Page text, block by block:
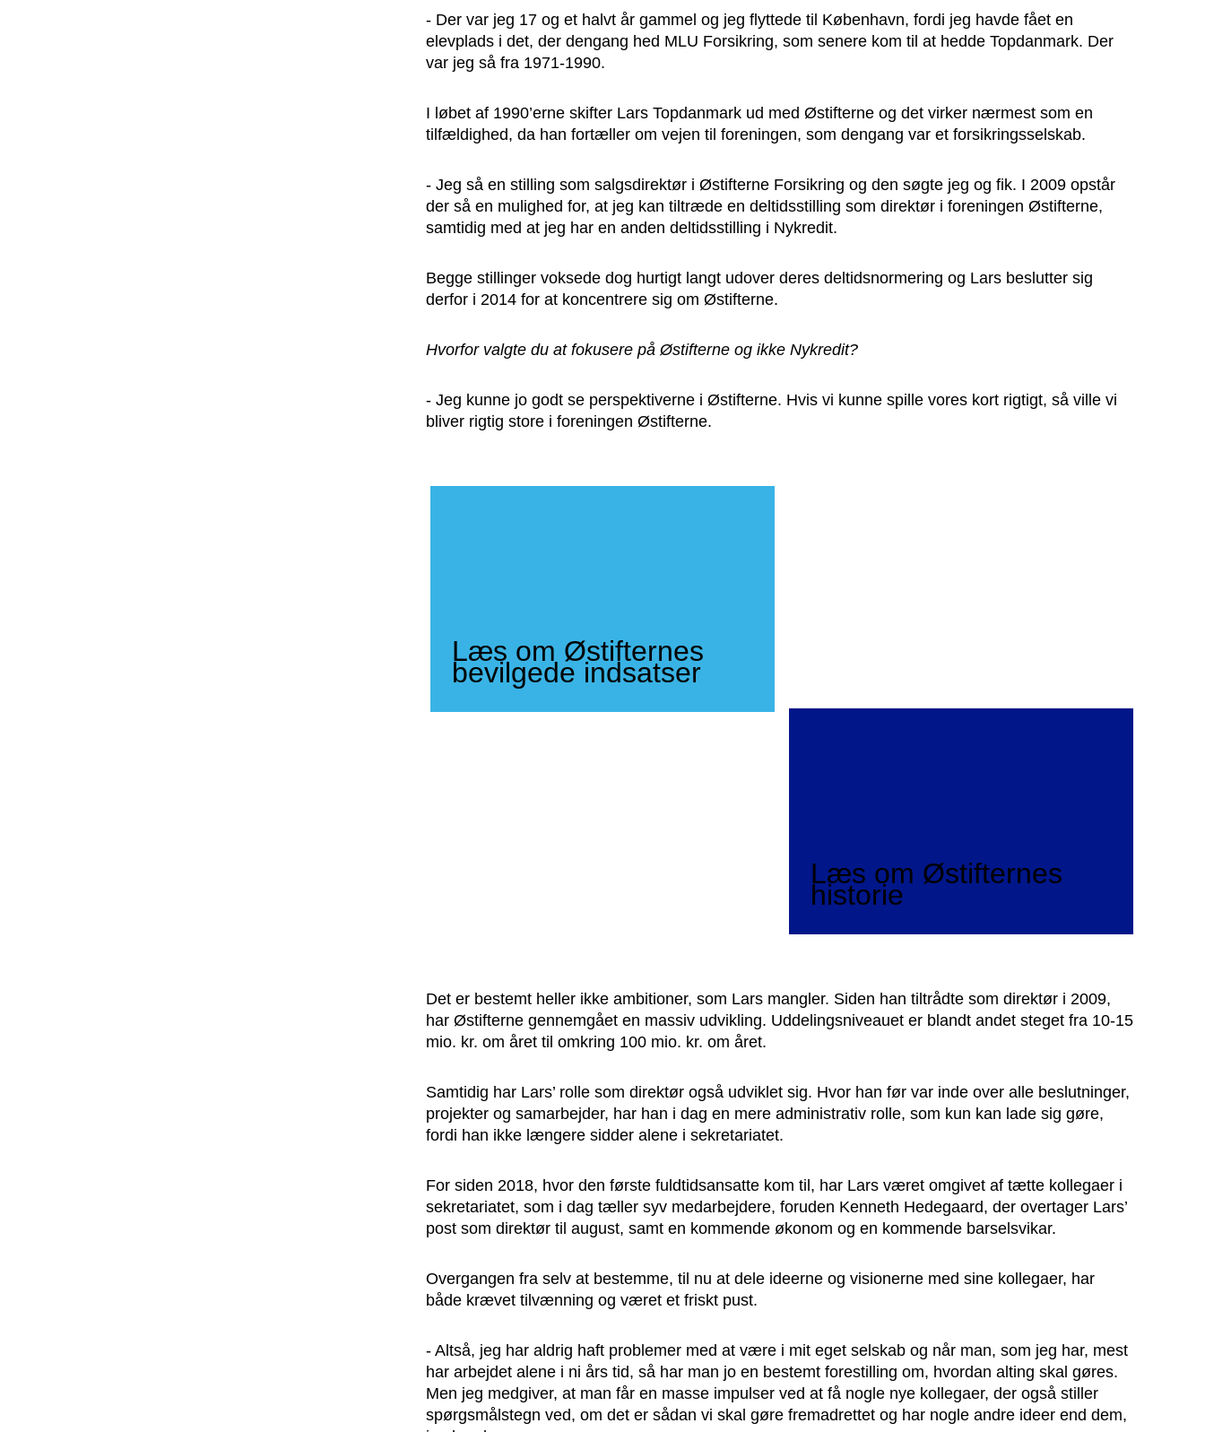
- Der var jeg 17 og et halvt år gammel og jeg flyttede til København, fordi jeg havde fået en
elevplads i det, der dengang hed MLU Forsikring, som senere kom til at hedde Topdanmark. Der
var jeg så fra 1971-1990.
I løbet af 1990’erne skifter Lars Topdanmark ud med Østifterne og det virker nærmest som en
tilfældighed, da han fortæller om vejen til foreningen, som dengang var et forsikringsselskab.
- Jeg så en stilling som salgsdirektør i Østifterne Forsikring og den søgte jeg og fik. I 2009 opstår
der så en mulighed for, at jeg kan tiltræde en deltidsstilling som direktør i foreningen Østifterne,
samtidig med at jeg har en anden deltidsstilling i Nykredit.
Begge stillinger voksede dog hurtigt langt udover deres deltidsnormering og Lars beslutter sig
derfor i 2014 for at koncentrere sig om Østifterne.
Hvorfor valgte du at fokusere på Østifterne og ikke Nykredit?
- Jeg kunne jo godt se perspektiverne i Østifterne. Hvis vi kunne spille vores kort rigtigt, så ville vi
bliver rigtig store i foreningen Østifterne.
Læs om Østifternes
bevilgede indsatser
Læs om Østifternes
historie
Det er bestemt heller ikke ambitioner, som Lars mangler. Siden han tiltrådte som direktør i 2009,
har Østifterne gennemgået en massiv udvikling. Uddelingsniveauet er blandt andet steget fra 10-15
mio. kr. om året til omkring 100 mio. kr. om året.
Samtidig har Lars’ rolle som direktør også udviklet sig. Hvor han før var inde over alle beslutninger,
projekter og samarbejder, har han i dag en mere administrativ rolle, som kun kan lade sig gøre,
fordi han ikke længere sidder alene i sekretariatet.
For siden 2018, hvor den første fuldtidsansatte kom til, har Lars været omgivet af tætte kollegaer i
sekretariatet, som i dag tæller syv medarbejdere, foruden Kenneth Hedegaard, der overtager Lars’
post som direktør til august, samt en kommende økonom og en kommende barselsvikar.
Overgangen fra selv at bestemme, til nu at dele ideerne og visionerne med sine kollegaer, har
både krævet tilvænning og været et friskt pust.
- Altså, jeg har aldrig haft problemer med at være i mit eget selskab og når man, som jeg har, mest
har arbejdet alene i ni års tid, så har man jo en bestemt forestilling om, hvordan alting skal gøres.
Men jeg medgiver, at man får en masse impulser ved at få nogle nye kollegaer, der også stiller
spørgsmålstegn ved, om det er sådan vi skal gøre fremadrettet og har nogle andre ideer end dem,